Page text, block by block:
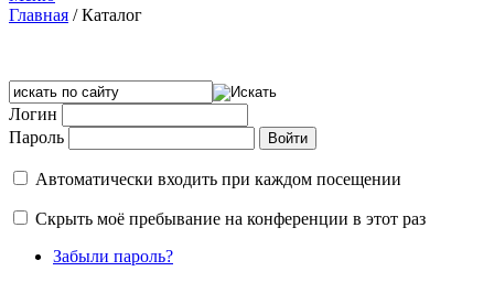
Главная /Каталог
Логин
Пароль
Автоматически входить при каждом посещении
Скрыть моё пребывание на конференции в этот раз
Забыли пароль?